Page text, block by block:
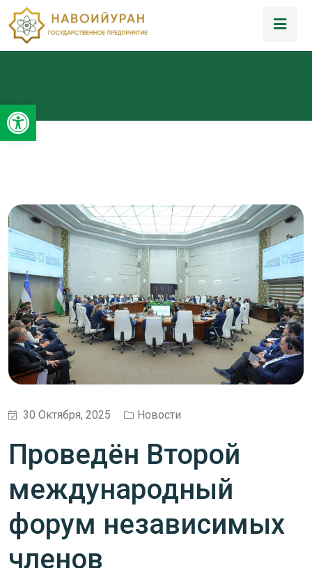
Открыть панель инструментов
30 Октября, 2025 Новости
Проведён Второй
международный
форум независимых
членов